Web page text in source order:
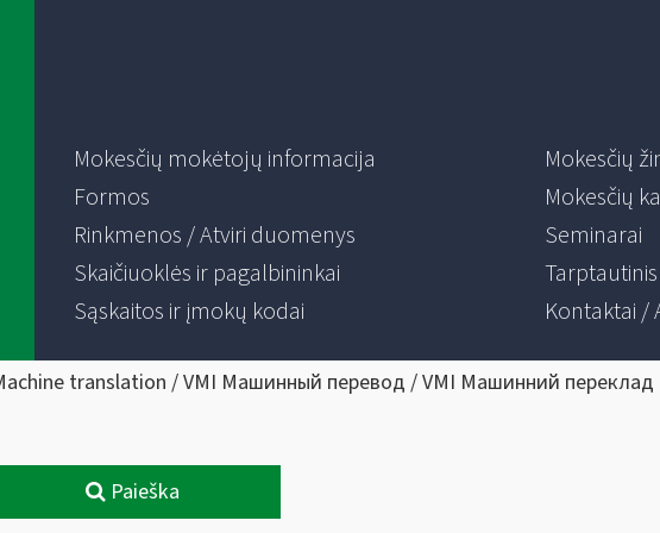
Mokesčių mokėtojų informacija
Formos
Rinkmenos / Atviri duomenys
Skaičiuoklės ir pagalbininkai
Sąskaitos ir įmokų kodai
Mokesčių
Mokesčių
Seminarai
Kontaktai /
translation / VMI Машинный перевод / VMI Машинний переклад
Paieška